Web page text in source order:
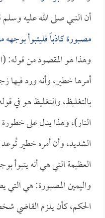
أن النبي صلى الله عليه
مصبورة كاذباً فليتبوأ بوجهه
وهذا هو المقصود من قوله:
أمرها خطير، وأنه ورد
بالتغليظ، والتغليظ هو في
النار)، وهذا يدل على خطورة
الشديد، وأن أمره خطير تُوعد
العظيمة التي هي أنه يتبوأ
واليمين المصبورة: هي التي
الحكم، كأن يلزم القاضي